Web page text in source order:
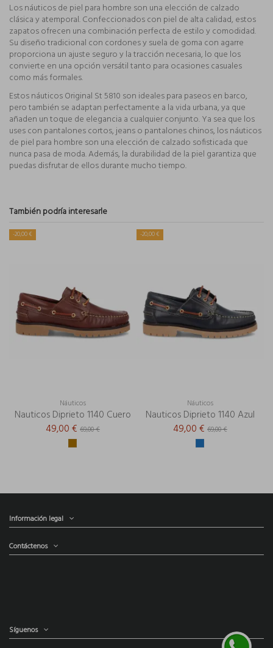
Los náuticos de piel para hombre son una elección de calzado
clásica y atemporal. Confeccionados con piel de alta calidad, estos
zapatos ofrecen una combinación perfecta de estilo y comodidad.
Su diseño tradicional con cordones y suela de goma con agarre
proporciona un ajuste seguro y la tracción necesaria, lo que los
convierte en una opción versátil tanto para ocasiones casuales
como más formales.
Estos náuticos Original St 5810 son ideales para paseos en barco,
pero también se adaptan perfectamente a la vida urbana, ya que
añaden un toque de elegancia a cualquier conjunto. Ya sea que los
uses con pantalones cortos, jeans o pantalones chinos, los náuticos
de piel para hombre son una elección de calzado sofisticada que
nunca pasa de moda. Además, la durabilidad de la piel garantiza que
puedas disfrutar de ellos durante mucho tiempo.
También podría interesarle
-20,00 €
Náuticos
Nauticos Diprieto 1140 Cuero
49,00 € 69,00 €
-20,00 €
Náuticos
Nauticos Diprieto 1140 Azul
49,00 € 69,00 €
Información legal
Contáctenos
Síguenos